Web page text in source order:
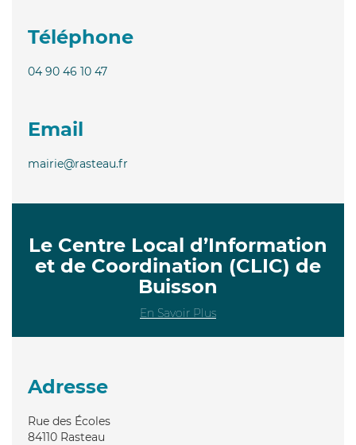
Téléphone
04 90 46 10 47
Email
mairie@rasteau.fr
Le Centre Local d’Information
et de Coordination (CLIC) de
Buisson
En Savoir Plus
Adresse
Rue des Écoles
84110 Rasteau